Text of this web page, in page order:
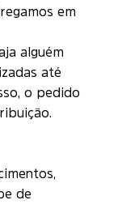
em
alguém
até
o pedido
de